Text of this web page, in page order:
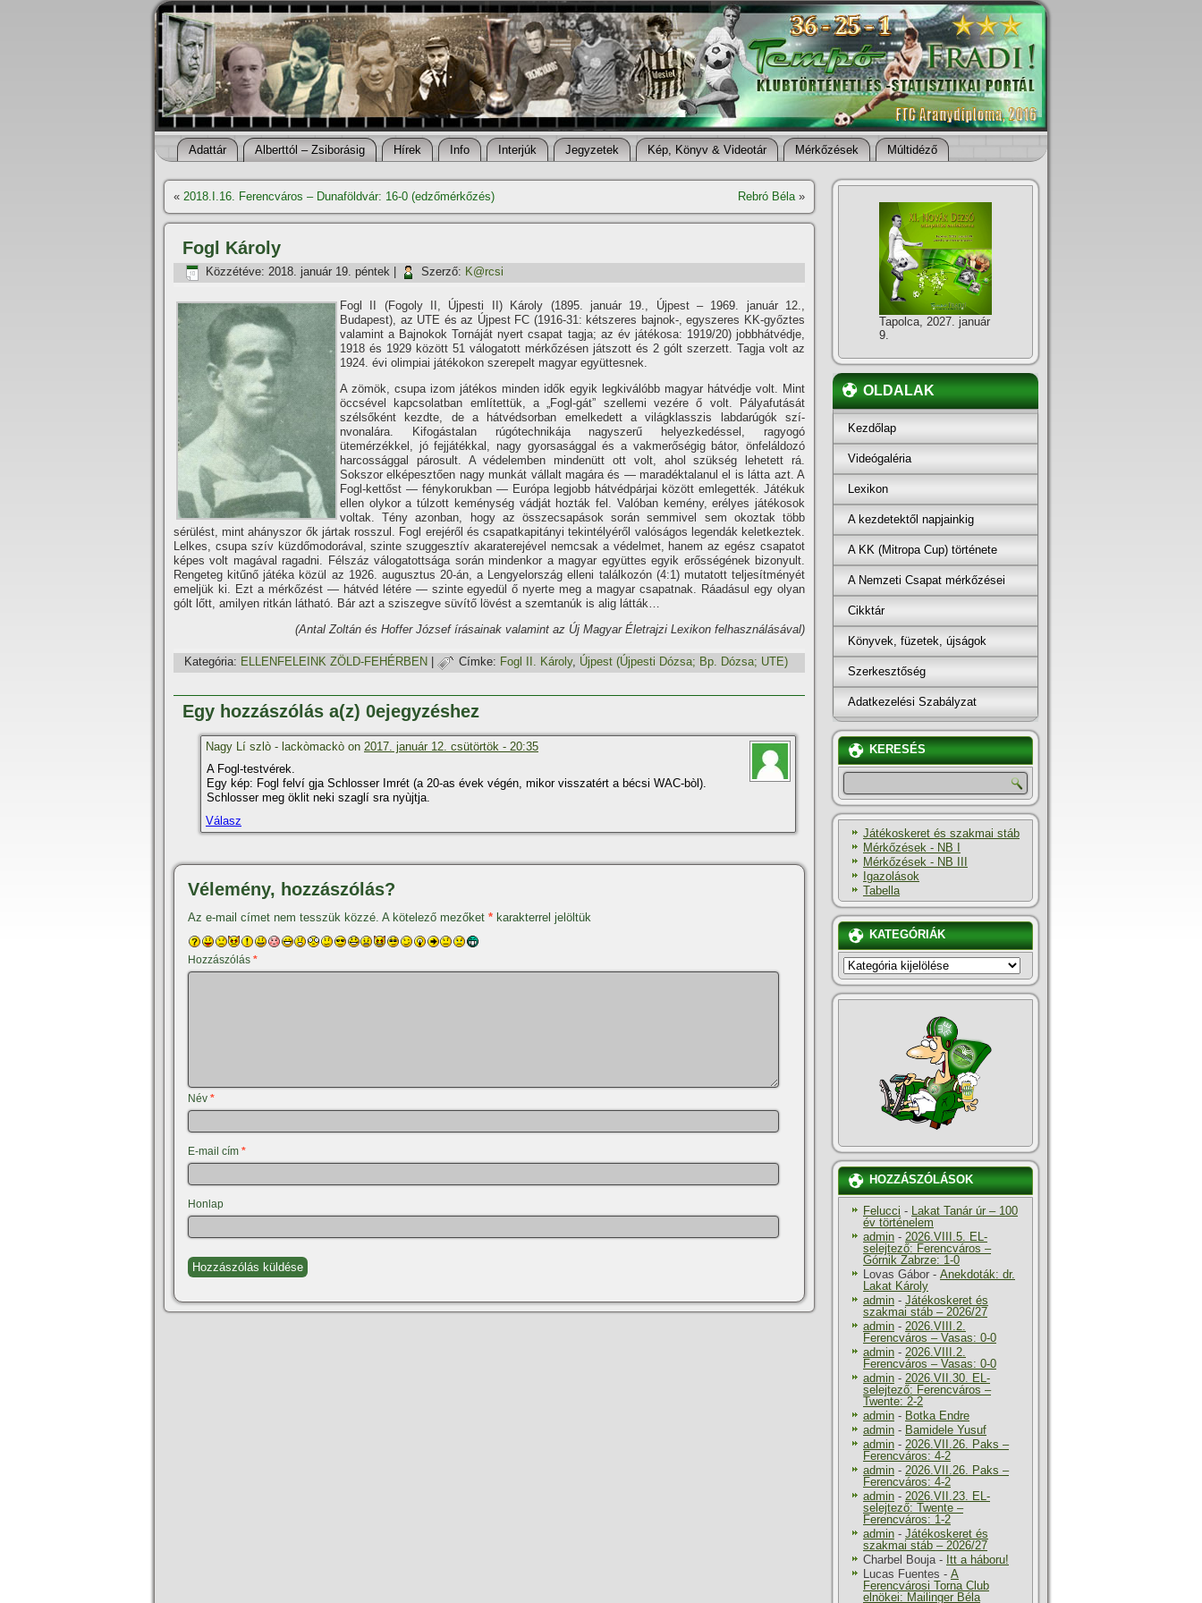
Adattár Alberttól – Zsiborásig Hí­rek Info Interjúk Jegyzetek Kép, Könyv & Videotár Mérkőzések Múltidéző
« 2018.I.16. Ferencváros – Dunaföldvár: 16-0 (edzőmérkőzés) Rebró Béla»
Fogl Károly
Közzétéve: 2018. január 19. péntek Szerző: K@rcsi
Fogl II (Fogoly II, Újpesti II) Károly (1895. január 19., Újpest – 1969. január 12.,
Budapest), az UTE és az Újpest FC (1916-31: kétszeres bajnok-, egyszeres KK-győztes
valamint a Bajnokok Tornáját nyert csapat tagja; az év játékosa: 1919/20) jobbhátvédje,
1918 és 1929 között 51 válogatott mérkőzésen játszott és 2 gólt szerzett. Tagja volt az
1924. évi olimpiai játékokon szerepelt magyar együttesnek.
A zömök, csupa izom játékos minden idők egyik legkiválóbb magyar hátvédje volt. Mint
öccsével kapcsolatban emlí­tettük, a „Fogl-gát” szellemi vezére ő volt. Pályafutását
szélsőként kezdte, de a hátvédsorban emelkedett a világklasszis labdarúgók szí­
nvonalára. Kifogástalan rúgótechnikája nagyszerű helyezkedéssel, ragyogó
ütemérzékkel, jó fejjátékkal, nagy gyorsasággal és a vakmerőségig bátor, önfeláldozó
harcossággal párosult. A védelemben mindenütt ott volt, ahol szükség lehetett rá.
Sokszor elképesztően nagy munkát vállalt magára és — maradéktalanul el is látta azt. A
Fogl-kettőst — fénykorukban — Európa legjobb hátvédpárjai között emlegették. Játékuk
ellen olykor a túlzott keménység vádját hozták fel. Valóban kemény, erélyes játékosok
voltak. Tény azonban, hogy az összecsapások során semmivel sem okoztak több
sérülést, mint ahányszor ők jártak rosszul. Fogl erejéről és csapatkapitányi tekintélyéről valóságos legendák keletkeztek.
Lelkes, csupa szí­v küzdőmodorával, szinte szuggesztí­v akaraterejével nemcsak a védelmet, hanem az egész csapatot
képes volt magával ragadni. Félszáz válogatottsága során mindenkor a magyar együttes egyik erősségének bizonyult.
Rengeteg kitűnő játéka közül az 1926. augusztus 20-án, a Lengyelország elleni találkozón (4:1) mutatott teljesí­tményét
emeljük ki. Ezt a mérkőzést — hátvéd létére — szinte egyedül ő nyerte meg a magyar csapatnak. Ráadásul egy olyan
gólt lőtt, amilyen ritkán látható. Bár azt a sziszegve süví­tő lövést a szemtanúk is alig látták…
(Antal Zoltán és Hoffer József í­rásainak valamint az Új Magyar Életrajzi Lexikon felhasználásával)
Kategória: ELLENFELEINK ZÖLD-FEHÉRBEN Címke: Fogl II. Károly, Újpest (Újpesti Dózsa; Bp. Dózsa; UTE)
Egy hozzászólás a(z) 0ejegyzéshez
Nagy Lí szlò - lackòmackò on 2017. január 12. csütörtök - 20:35
A Fogl-testvérek.
Egy kép: Fogl felví gja Schlosser Imrét (a 20-as évek végén, mikor visszatért a bécsi WAC-bòl).
Schlosser meg öklit neki szaglí sra nyùjtja.
Válasz
Vélemény, hozzászólás?
Az e-mail címet nem tesszük közzé. A kötelező mezőket * karakterrel jelöltük
Hozzászólás *
Név *
E-mail cím *
Honlap
Tapolca, 2027. január
9.
OLDALAK
Kezdőlap
Videógaléria
Lexikon
A kezdetektől napjainkig
A KK (Mitropa Cup) története
A Nemzeti Csapat mérkőzései
Cikktár
Könyvek, füzetek, újságok
Szerkesztőség
Adatkezelési Szabályzat
KERESÉS
Játékoskeret és szakmai stáb
Mérkőzések - NB I
Mérkőzések - NB III
Igazolások
Tabella
KATEGÓRIÁK
KATEGÓRIÁK
HOZZÁSZÓLÁSOK
Felucci - Lakat Tanár úr – 100
év történelem
admin - 2026.VIII.5. EL-
selejtező: Ferencváros –
Górnik Zabrze: 1-0
Lovas Gábor - Anekdoták: dr.
Lakat Károly
admin - Játékoskeret és
szakmai stáb – 2026/27
admin - 2026.VIII.2.
Ferencváros – Vasas: 0-0
admin - 2026.VIII.2.
Ferencváros – Vasas: 0-0
admin - 2026.VII.30. EL-
selejtező: Ferencváros –
Twente: 2-2
admin - Botka Endre
admin - Bamidele Yusuf
admin - 2026.VII.26. Paks –
Ferencváros: 4-2
admin - 2026.VII.26. Paks –
Ferencváros: 4-2
admin - 2026.VII.23. EL-
selejtező: Twente –
Ferencváros: 1-2
admin - Játékoskeret és
szakmai stáb – 2026/27
Charbel Bouja- Itt a háboru!
Lucas Fuentes - A
Ferencvárosi Torna Club
elnökei: Mailinger Béla